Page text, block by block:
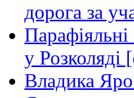
дорога за
у Розколяді
Владика